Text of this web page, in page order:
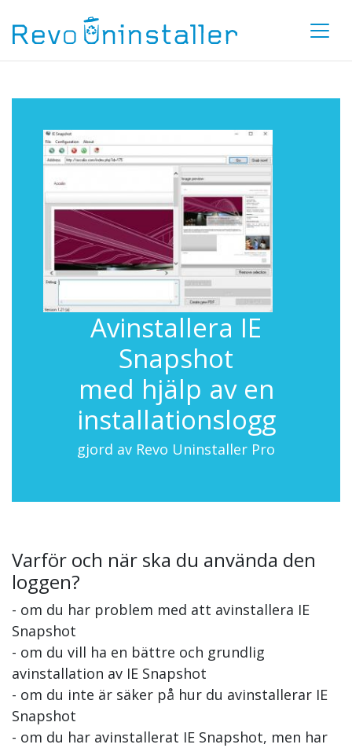
Avinstallera IE
Snapshot
med hjälp av en
installationslogg
gjord av Revo Uninstaller Pro
Varför och när ska du använda den
loggen?
- om du har problem med att avinstallera IE
Snapshot
- om du vill ha en bättre och grundlig
avinstallation av IE Snapshot
- om du inte är säker på hur du avinstallerar IE
Snapshot
- om du har avinstallerat IE Snapshot, men har